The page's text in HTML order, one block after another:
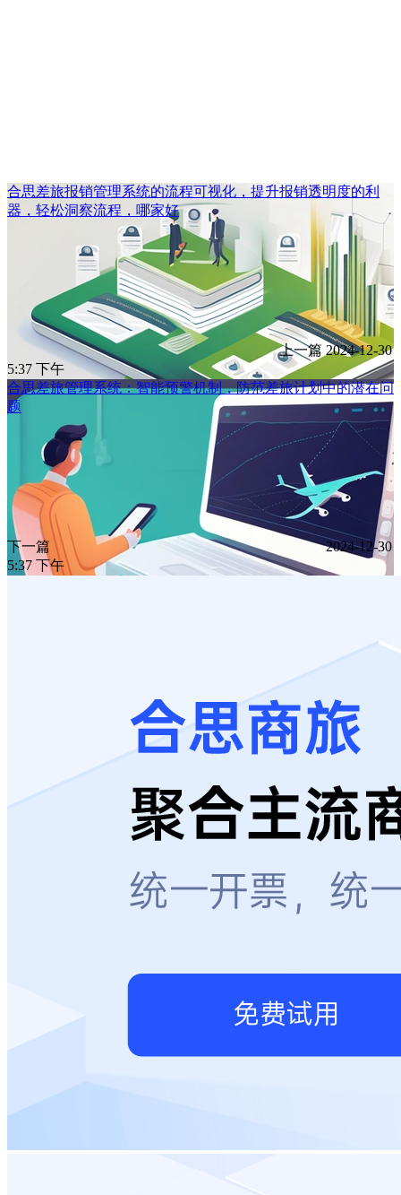
合思差旅报销管理系统的流程可视化，提升报销透明度的利
器，轻松洞察流程，哪家好
上一篇 2024-12-30
5:37 下午
合思差旅管理系统：智能预警机制，防范差旅计划中的潜在问
题
下一篇
2024-12-30
5:37 下午